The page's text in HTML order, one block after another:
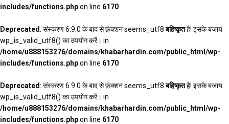
includes/functions.phpon line 6170
Deprecated: संस्करण 6.9.0 के बाद से फ़ंक्शन seems_utf8बहिष्कृतहै! इसके बजाय
wp_is_valid_utf8() का उपयोग करें। in
/home/u888153276/domains/khabarhardin.com/public_html/wp-
includes/functions.phpon line 6170
Deprecated: संस्करण 6.9.0 के बाद से फ़ंक्शन seems_utf8बहिष्कृतहै! इसके बजाय
wp_is_valid_utf8() का उपयोग करें। in
/home/u888153276/domains/khabarhardin.com/public_html/wp-
includes/functions.phpon line 6170